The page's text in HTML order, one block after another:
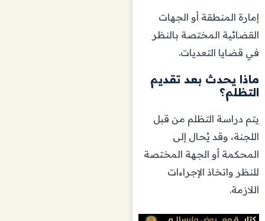
إمارة المنطقة أو الجهات
القضائية المختصة بالنظر
في قضايا التعديات.
ماذا يحدث بعد تقديم
التظلم؟
يتم دراسة التظلم من قبل
اللجنة، وقد يُحال إلى
المحكمة أو الجهة المختصة
للنظر واتخاذ الإجراءات
اللازمة.